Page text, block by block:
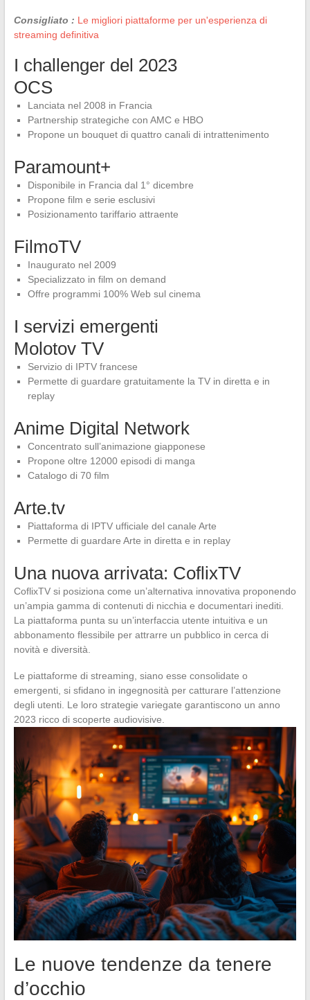
Consigliato : Le migliori piattaforme per un'esperienza di
streaming definitiva
I challenger del 2023
OCS
Lanciata nel 2008 in Francia
Partnership strategiche con AMC e HBO
Propone un bouquet di quattro canali di intrattenimento
Paramount+
Disponibile in Francia dal 1° dicembre
Propone film e serie esclusivi
Posizionamento tariffario attraente
FilmoTV
Inaugurato nel 2009
Specializzato in film on demand
Offre programmi 100% Web sul cinema
I servizi emergenti
Molotov TV
Servizio di IPTV francese
Permette di guardare gratuitamente la TV in diretta e in
replay
Anime Digital Network
Concentrato sull’animazione giapponese
Propone oltre 12000 episodi di manga
Catalogo di 70 film
Arte.tv
Piattaforma di IPTV ufficiale del canale Arte
Permette di guardare Arte in diretta e in replay
Una nuova arrivata: CoflixTV
CoflixTV si posiziona come un’alternativa innovativa proponendo
un’ampia gamma di contenuti di nicchia e documentari inediti.
La piattaforma punta su un’interfaccia utente intuitiva e un
abbonamento flessibile per attrarre un pubblico in cerca di
novità e diversità.
Le piattaforme di streaming, siano esse consolidate o
emergenti, si sfidano in ingegnosità per catturare l’attenzione
degli utenti. Le loro strategie variegate garantiscono un anno
2023 ricco di scoperte audiovisive.
Le nuove tendenze da tenere
d’occhio